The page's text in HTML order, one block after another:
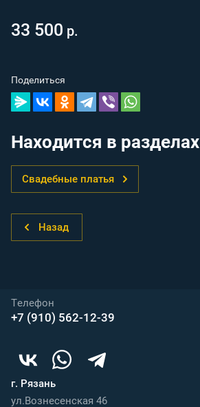
33 500 р.
Поделиться
Находится в разделах
Свадебные платья
Назад
Телефон
+7 (910) 562-12-39
г. Рязань
ул.Вознесенская 46